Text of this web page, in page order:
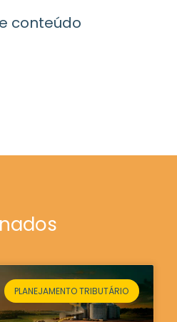
conteúdo
PLANEJAMENTO TRIBUTÁRIO